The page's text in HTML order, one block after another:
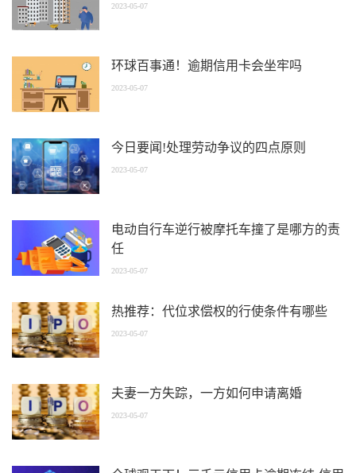
2023-05-07
环球百事通！逾期信用卡会坐牢吗
2023-05-07
今日要闻!处理劳动争议的四点原则
2023-05-07
电动自行车逆行被摩托车撞了是哪方的责
任
2023-05-07
热推荐：代位求偿权的行使条件有哪些
2023-05-07
夫妻一方失踪，一方如何申请离婚
2023-05-07